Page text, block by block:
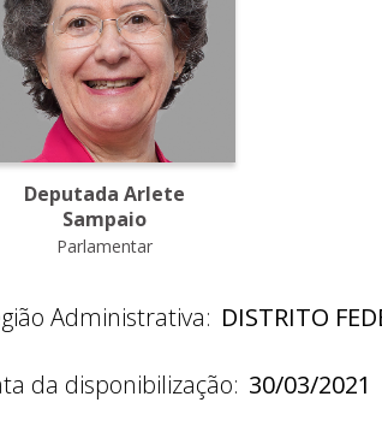
Deputada Arlete
Sampaio
Parlamentar
Administrativa: DISTRITO
da disponibilização: 30/03/2021